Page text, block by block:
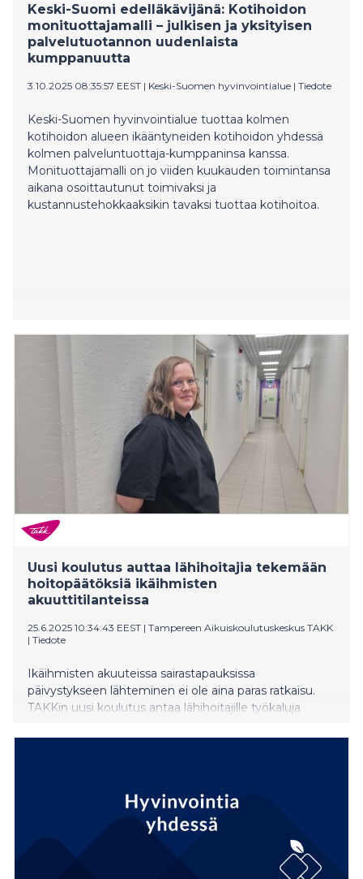
klo 10 alkaen. Aluehallitus esittää vuoden 2026
talousarviota ja vuosien 2026–2028
taloussuunnitelmaa aluevaltuustolle hyväksyttäväksi.
Vuosien 2023 ja 2024 yhteenlaskettu alijäämä on noin
109 miljoonaa euroa ja lain mukaan se on katettava
lisäsopeutustoimista päätetään keväällä 2026, kun
valtion lisärahoitus ja mahdollisen lisäajan saaminen
alijäämien kattamiseen selviävät. Talousarvion
lähtökohtana on talouden tasapainottaminen ja
kustannusten hillitseminen siten, että lakisääteiset
palvelut pystytään turvaamaan ja palveluja kehitetään
Keski-Suomi edelläkävijänä: Kotihoidon
monituottajamalli – julkisen ja yksityisen
palvelutuotannon uudenlaista
kumppanuutta
3.10.2025 08:35:57 EEST | Keski-Suomen hyvinvointialue | Tiedote
Keski-Suomen hyvinvointialue tuottaa kolmen
kotihoidon alueen ikääntyneiden kotihoidon yhdessä
kolmen palveluntuottaja-kumppaninsa kanssa.
Monituottajamalli on jo viiden kuukauden toimintansa
aikana osoittautunut toimivaksi ja
kustannustehokkaaksikin tavaksi tuottaa kotihoitoa.
Uusi koulutus auttaa lähihoitajia tekemään
hoitopäätöksiä ikäihmisten
akuuttitilanteissa
25.6.2025 10:34:43 EEST | Tampereen Aikuiskoulutuskeskus TAKK
| Tiedote
Ikäihmisten akuuteissa sairastapauksissa
päivystykseen lähteminen ei ole aina paras ratkaisu.
TAKKin uusi koulutus antaa lähihoitajille työkaluja
ennakointiin, jotta akuuttitilanteilta vältyttäisiin